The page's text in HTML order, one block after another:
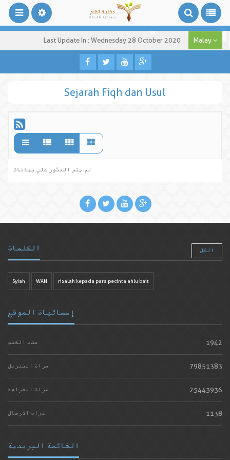
Last Update In : Wednesday 28 October 2020 Malay
Sejarah Fiqh dan Usul
لم يتم العثور علي بيانات
الكلمات الكل
Syiah WAN risalah kepada para pecinta ahlu bait
إحصائيات الموقع
عدد الكتب 1942
مرات التنزيل 79851383
مرات القراءة 25443936
مرات الارسال 1138
القائمة البريدية